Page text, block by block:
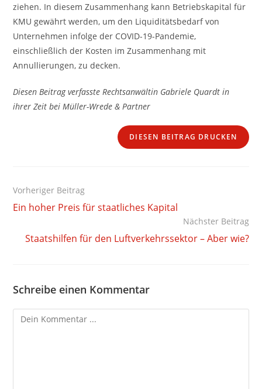
ziehen. In diesem Zusammenhang kann Betriebskapital für
KMU gewährt werden, um den Liquiditätsbedarf von
Unternehmen infolge der COVID-19-Pandemie,
einschließlich der Kosten im Zusammenhang mit
Annullierungen, zu decken.
Diesen Beitrag verfasste Rechtsanwältin Gabriele Quardt in
ihrer Zeit bei Müller-Wrede & Partner
DIESEN BEITRAG DRUCKEN
Weitere
Artikel
ansehen
Vorheriger Beitrag
Ein hoher Preis für staatliches Kapital
Nächster Beitrag
Staatshilfen für den Luftverkehrssektor – Aber wie?
Schreibe einen Kommentar
Kommentieren